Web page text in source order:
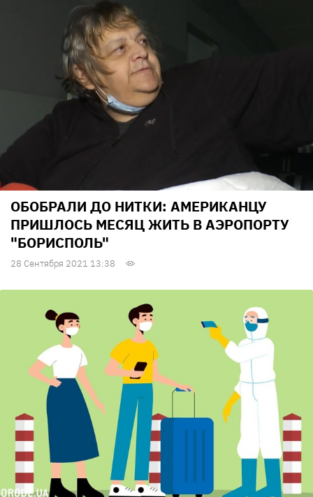
ОБОБРАЛИ ДО НИТКИ: АМЕРИКАНЦУ
ПРИШЛОСЬ МЕСЯЦ ЖИТЬ В АЭРОПОРТУ
"БОРИСПОЛЬ"
28 Сентября 2021 13:38